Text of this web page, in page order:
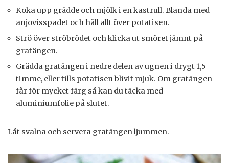
Koka upp grädde och mjölk i en kastrull. Blanda med
anjovisspadet och häll allt över potatisen.
Strö över ströbrödet och klicka ut smöret jämnt på
gratängen.
Grädda gratängen i nedre delen av ugnen i drygt 1,5
timme, eller tills potatisen blivit mjuk. Om gratängen
får för mycket färg så kan du täcka med
aluminiumfolie på slutet.
Låt svalna och servera gratängen ljummen.